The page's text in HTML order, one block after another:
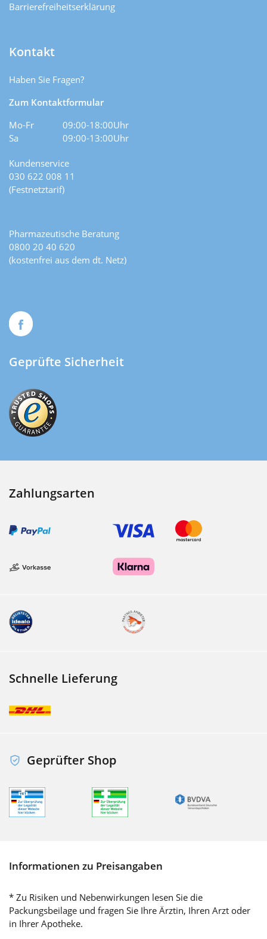
Barrierefreiheitserklärung
Kontakt
Haben Sie Fragen?
Zum Kontaktformular
Mo-Fr
09:00-18:00Uhr
Sa
09:00-13:00Uhr
Kundenservice
030 622 008 11
(Festnetztarif)
Pharmazeutische Beratung
0800 20 40 620
(kostenfrei aus dem dt. Netz)
Geprüfte Sicherheit
Zahlungsarten
Schnelle Lieferung
Geprüfter Shop
Informationen zu Preisangaben
* Zu Risiken und Nebenwirkungen lesen Sie die
Packungsbeilage und fragen Sie Ihre Ärztin, Ihren Arzt oder
in Ihrer Apotheke.